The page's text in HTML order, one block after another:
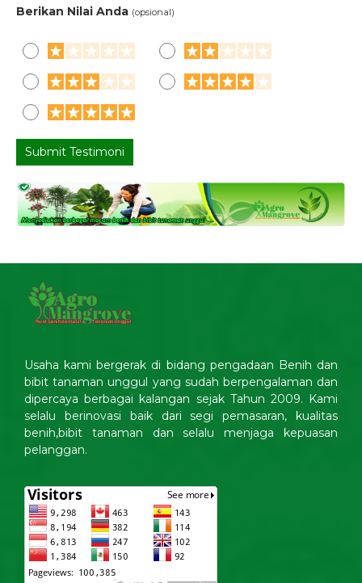
Berikan Nilai Anda (opsional)
Usaha kami bergerak di bidang pengadaan Benih dan
bibit tanaman unggul yang sudah berpengalaman dan
dipercaya berbagai kalangan sejak Tahun 2009. Kami
selalu berinovasi baik dari segi pemasaran, kualitas
benih,bibit tanaman dan selalu menjaga kepuasan
pelanggan.